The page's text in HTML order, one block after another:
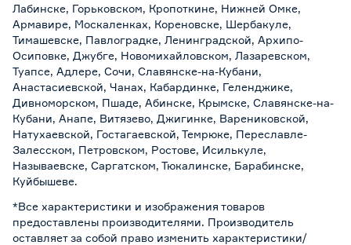
Лабинске, Горьковском, Кропоткине, Нижней Омке,
Армавире, Москаленках, Кореновске, Шербакуле,
Тимашевске, Павлоградке, Ленинградской, Архипо-
Осиповке, Джубге, Новомихайловском, Лазаревском,
Туапсе, Адлере, Сочи, Славянске-на-Кубани,
Анастасиевской, Чанах, Кабардинке, Геленджике,
Дивноморском, Пшаде, Абинске, Крымске, Славянске-на-
Кубани, Анапе, Витязево, Джигинке, Варениковской,
Натухаевской, Гостагаевской, Темрюке, Переславле-
Залесском, Петровском, Ростове, Исилькуле,
Называевске, Саргатском, Тюкалинске, Барабинске,
Куйбышеве.
*Все характеристики и изображения товаров
предоставлены производителями. Производитель
оставляет за собой право изменить характеристики/